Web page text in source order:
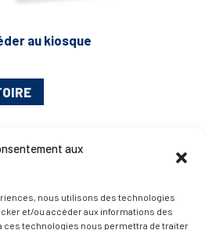
aux
nous utilisons des technologies
et/ou accéder aux informations des
ces technologies nous permettra de traiter
au kiosque